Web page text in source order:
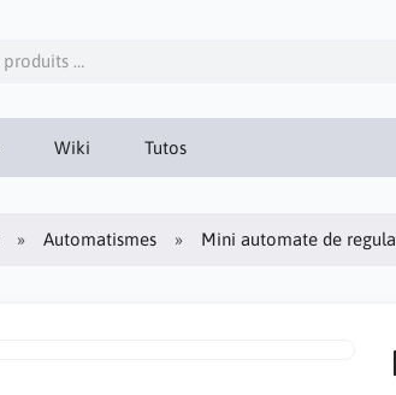
Wiki Tutos
Automatismes Mini automate de